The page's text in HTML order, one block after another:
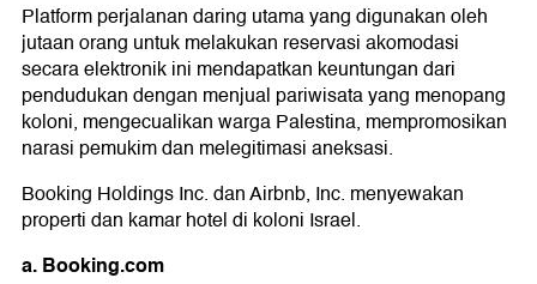
Platform perjalanan daring utama yang digunakan oleh
jutaan orang untuk melakukan reservasi akomodasi
secara elektronik ini mendapatkan keuntungan dari
pendudukan dengan menjual pariwisata yang menopang
koloni, mengecualikan warga Palestina, mempromosikan
narasi pemukim dan melegitimasi aneksasi.
Booking Holdings Inc. dan Airbnb, Inc. menyewakan
properti dan kamar hotel di koloni Israel.
a. Booking.com